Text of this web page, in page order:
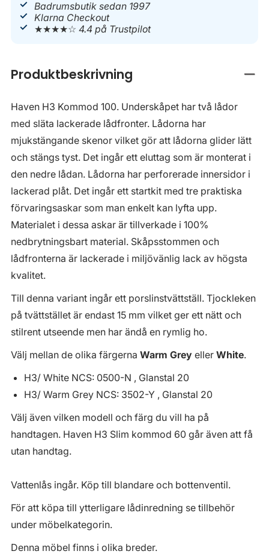
Badrumsbutik sedan 1997
Klarna Checkout
★★★★☆4.4 på Trustpilot
Produktbeskrivning
Haven H3 Kommod 100. Underskåpet har två lådor
med släta lackerade lådfronter. Lådorna har
mjukstängande skenor vilket gör att lådorna glider lätt
och stängs tyst. Det ingår ett eluttag som är monterat i
den nedre lådan. Lådorna har perforerade innersidor i
lackerad plåt. Det ingår ett startkit med tre praktiska
förvaringsaskar som man enkelt kan lyfta upp.
Materialet i dessa askar är tillverkade i 100%
nedbrytningsbart material. Skåpsstommen och
lådfronterna är lackerade i miljövänlig lack av högsta
kvalitet.
Till denna variant ingår ett porslinstvättställ. Tjockleken
på tvättstället är endast 15 mm vilket ger ett nätt och
stilrent utseende men har ändå en rymlig ho.
Välj mellan de olika färgerna Warm Grey eller White.
H3/ White NCS: 0500-N , Glanstal 20
H3/ Warm Grey NCS: 3502-Y , Glanstal 20
Välj även vilken modell och färg du vill ha på
handtagen. Haven H3 Slim kommod 60 går även att få
utan handtag.
Vattenlås ingår. Köp till blandare och bottenventil.
För att köpa till ytterligare lådinredning se tillbehör
under möbelkategorin.
Denna möbel finns i olika breder.